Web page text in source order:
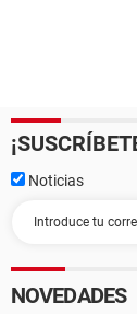
Noticias
NOVEDADES